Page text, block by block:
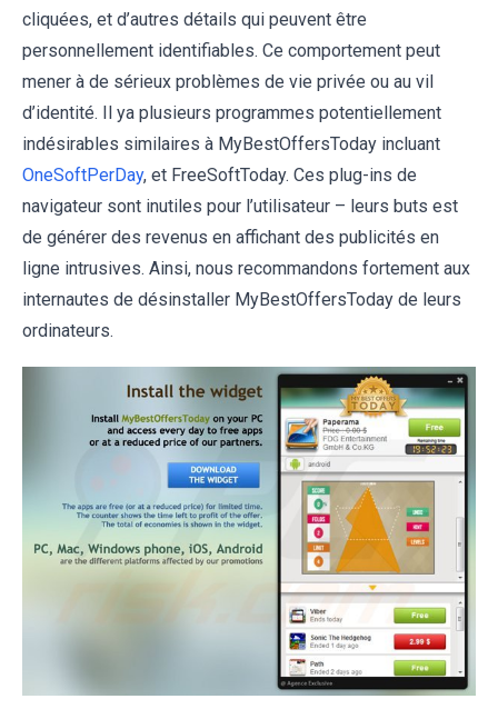
cliquées, et d’autres détails qui peuvent être
personnellement identifiables. Ce comportement peut
mener à de sérieux problèmes de vie privée ou au vil
d’identité. Il ya plusieurs programmes potentiellement
indésirables similaires à MyBestOffersToday incluant
OneSoftPerDay, et FreeSoftToday. Ces plug-ins de
navigateur sont inutiles pour l’utilisateur – leurs buts est
de générer des revenus en affichant des publicités en
ligne intrusives. Ainsi, nous recommandons fortement aux
internautes de désinstaller MyBestOffersToday de leurs
ordinateurs.